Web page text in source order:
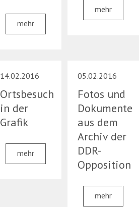
mehr
mehr
14.02.2016
Ortsbesuch
in der
Grafik
mehr
05.02.2016
Fotos und
Dokumente
aus dem
Archiv der
DDR-
Opposition
mehr